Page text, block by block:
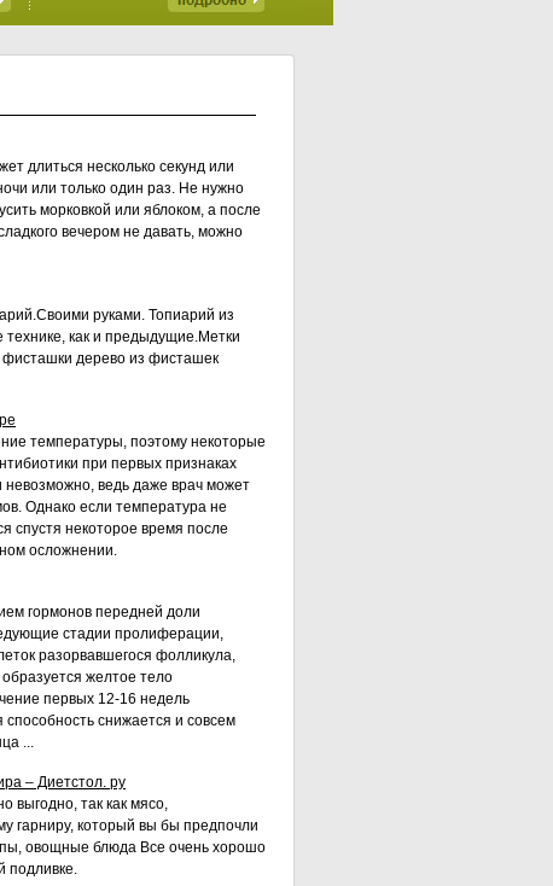
длиться несколько секунд или
или только один раз. Не нужно
морковкой или яблоком, а после
вечером не давать, можно
руками. Топиарий из
технике, как и предыдущие.Метки
фисташки дерево из фисташек
температуры, поэтому некоторые
при первых признаках
невозможно, ведь даже врач может
Однако если температура не
спустя некоторое время после
осложнении.
гормонов передней доли
стадии пролиферации,
разорвавшегося фолликула,
желтое тело
первых 12-16 недель
снижается и совсем
...
– Диетстол. ру
выгодно, так как мясо,
гарниру, который вы бы предпочли
овощные блюда Все очень хорошо
подливке.